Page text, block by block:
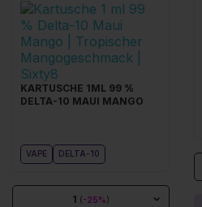
KARTUSCHE 1ML 99 %
DELTA-10 MAUI MANGO
VAPE DELTA-10
1 (-25%)